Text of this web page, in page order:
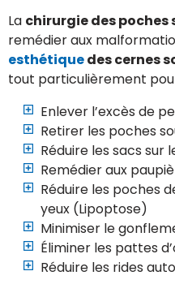
La chirurgie des poches
remédier aux
esthétiquedes cernes
tout particulièrement
Enlever l’excès de
Retirer les poches
Réduire les sacs sur
Remédier aux
Réduire les poches
yeux (Lipoptose)
Minimiser le
Éliminer les pattes
Réduire les rides